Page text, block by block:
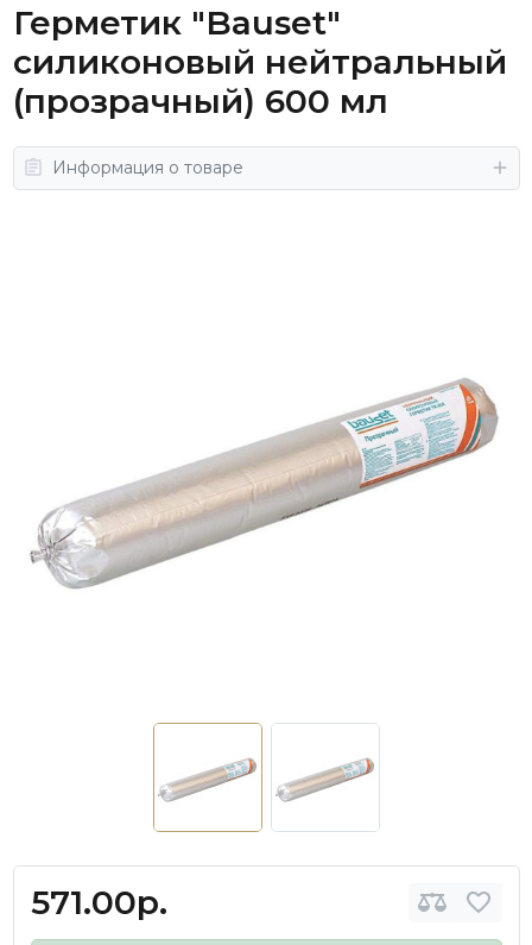
Герметик "Bauset"
силиконовый нейтральный
(прозрачный) 600 мл
Информация о товаре
571.00р.